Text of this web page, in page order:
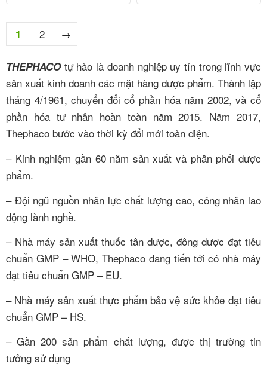
1 2 →
THEPHACOtự hào là doanh nghiệp uy tín trong lĩnh vực
sản xuất kinh doanh các mặt hàng dược phẩm. Thành lập
tháng 4/1961, chuyển đổi cổ phần hóa năm 2002, và cổ
phần hóa tư nhân hoàn toàn năm 2015. Năm 2017,
Thephaco bước vào thời kỳ đổi mới toàn diện.
– Kinh nghiệm gần 60 năm sản xuất và phân phối dược
phẩm.
– Đội ngũ nguồn nhân lực chất lượng cao, công nhân lao
động lành nghề.
– Nhà máy sản xuất thuốc tân dược, đông dược đạt tiêu
chuẩn GMP – WHO, Thephaco đang tiến tới có nhà máy
đạt tiêu chuẩn GMP – EU.
– Nhà máy sản xuất thực phẩm bảo vệ sức khỏe đạt tiêu
chuẩn GMP – HS.
– Gần 200 sản phẩm chất lượng, được thị trường tin
tưởng sử dụng